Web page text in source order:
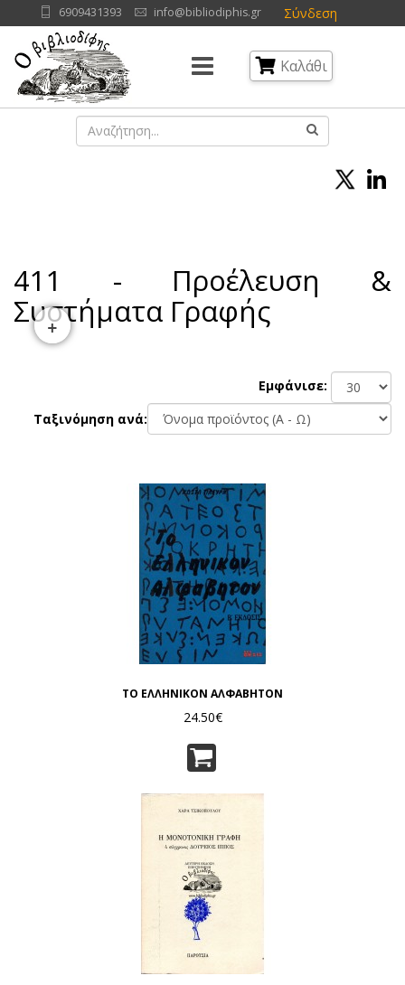
Σύνδεση
6909431393 info@bibliodiphis.gr
Καλάθι
411 - Προέλευση &
Συστήματα Γραφής
Εμφάνισε:
Ταξινόμηση ανά:
ΤΟ ΕΛΛΗΝΙΚΟΝ ΑΛΦΑΒΗΤΟΝ
24.50€
+